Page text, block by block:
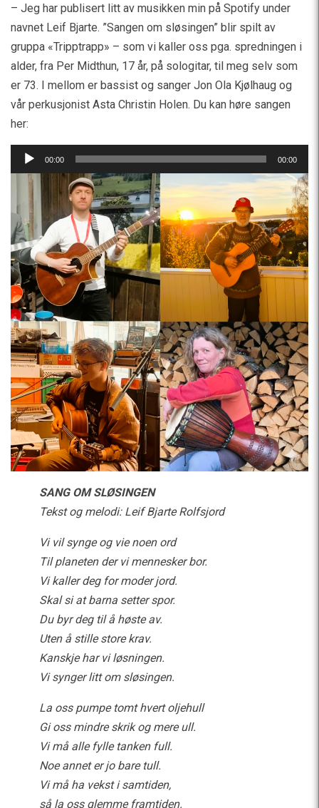
– Jeg har publisert litt av musikken min på Spotify under
navnet Leif Bjarte. ”Sangen om sløsingen” blir spilt av
gruppa «Tripptrapp» – som vi kaller oss pga. spredningen i
alder, fra Per Midthun, 17 år, på sologitar, til meg selv som
er 73. I mellom er bassist og sanger Jon Ola Kjølhaug og
vår perkusjonist Asta Christin Holen. Du kan høre sangen
her:
Lydavspiller
00:00 00:00
SANG OM SLØSINGEN
Tekst og melodi: Leif Bjarte Rolfsjord
Vi vil synge og vie noen ord
Til planeten der vi mennesker bor.
Vi kaller deg for moder jord.
Skal si at barna setter spor.
Du byr deg til å høste av.
Uten å stille store krav.
Kanskje har vi løsningen.
Vi synger litt om sløsingen.
La oss pumpe tomt hvert oljehull
Gi oss mindre skrik og mere ull.
Vi må alle fylle tanken full.
Noe annet er jo bare tull.
Vi må ha vekst i samtiden,
så la oss glemme framtiden.